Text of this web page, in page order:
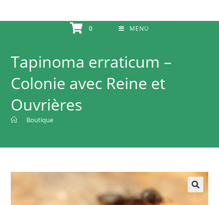
0 MENU
Tapinoma erraticum –
Colonie avec Reine et
Ouvrières
> Boutique